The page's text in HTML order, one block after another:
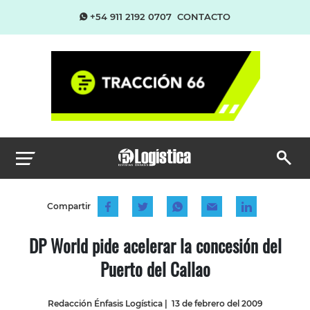
+54 911 2192 0707 CONTACTO
Compartir
DP World pide acelerar la concesión del
Puerto del Callao
Redacción Énfasis Logística| 13 de febrero del 2009